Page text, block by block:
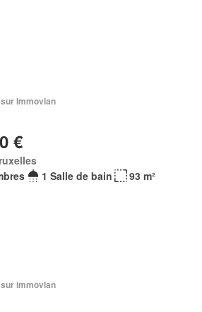
Immovlan
€
1 Salle de bain
93 m²
immovlan